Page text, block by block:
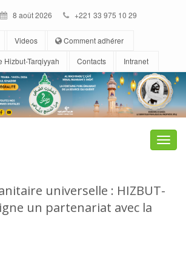
8 août 2026 +221 33 975 10 29
Videos
Comment adhérer
Tarqiyyah
Contacts Intranet
Toggle
universelle : HIZBUT-
un partenariat avec la